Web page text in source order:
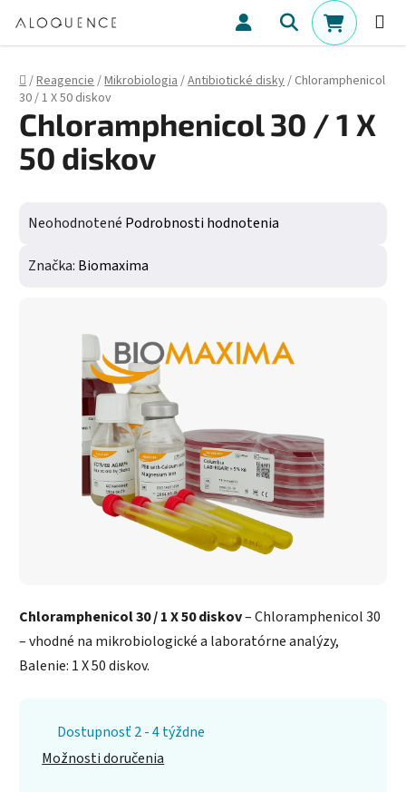
Hľadať
Domov
/Reagencie/Mikrobiologia/Antibiotické disky/ Chloramphenicol
30 / 1 X 50 diskov
Chloramphenicol 30 / 1 X 50 diskov– Chloramphenicol 30
– vhodné na mikrobiologické a laboratórne analýzy,
Balenie: 1 X 50 diskov.
Dostupnosť 2 - 4 týždne
Možnosti doručenia
Chloramphenicol 30 / 1 X
50 diskov
Priemerné hodnotenie produktu je 0,0 z 5 hviezdičiek.
Neohodnotené Podrobnosti hodnotenia
Značka: Biomaxima